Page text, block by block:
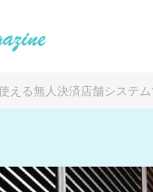
える無人決済店舗システ